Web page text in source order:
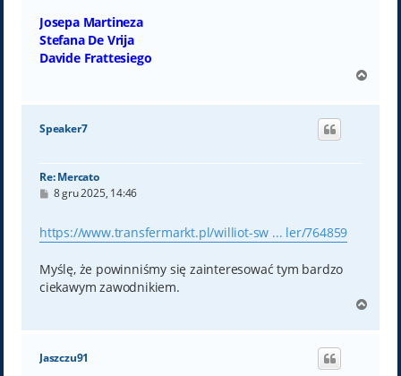
Josepa Martineza
Stefana De Vrija
Davide Frattesiego
g
Speaker7
Re: Mercato
P
t
8 gru 2025, 14:46
https://www.transfermarkt.pl/williot-sw ... ler/764859
Myślę, że powinniśmy się zainteresować tym bardzo
ciekawym zawodnikiem.
g
Jaszczu91